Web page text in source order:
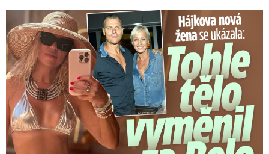
Tohle tělo nahradilo Belo: Nová partnerka se ukázala...